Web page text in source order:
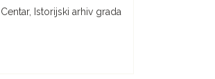
Istorijski arhiv grada